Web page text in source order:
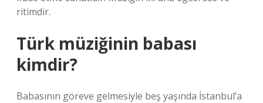
ritimdir.
Türk müziğinin babası
kimdir?
Babasının göreve gelmesiyle beş yaşında İstanbul’a